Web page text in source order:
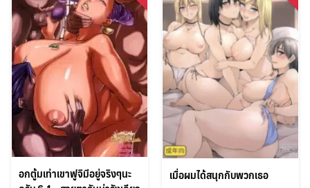
อกตู้มเท่าเขาฟูจิมีอยู่จริงๆนะ
เมื่อผมได้สนุกกับพวกเธอ